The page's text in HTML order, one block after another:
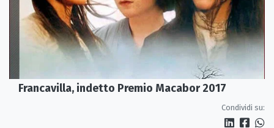
Francavilla, indetto Premio Macabor 2017
Condividi su: